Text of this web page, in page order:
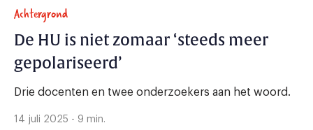
Achtergrond
De HU is niet zomaar ‘steeds meer
gepolariseerd’
Drie docenten en twee onderzoekers aan het woord.
14 juli 2025 - 9 min.